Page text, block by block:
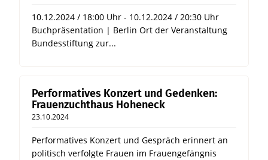
10.12.2024 / 18:00 Uhr - 10.12.2024 / 20:30 Uhr
Buchpräsentation | Berlin Ort der Veranstaltung
Bundesstiftung zur...
Performatives Konzert und Gedenken:
Frauenzuchthaus Hoheneck
23.10.2024
Performatives Konzert und Gespräch erinnert an
politisch verfolgte Frauen im Frauengefängnis